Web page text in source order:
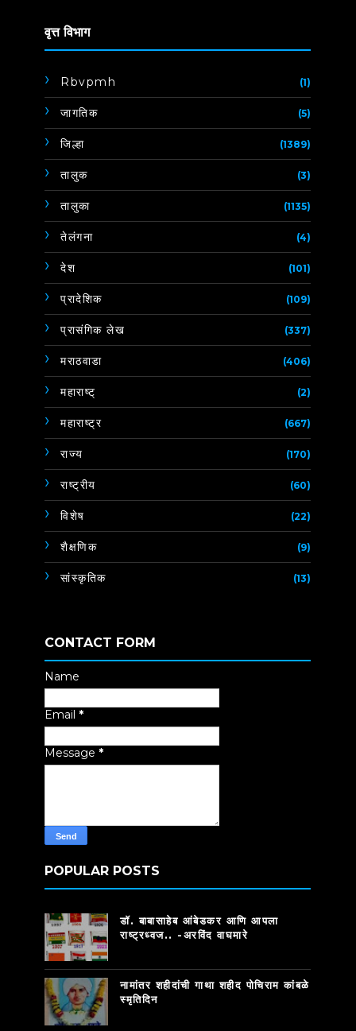
वृत्त विभाग
Rbvpmh (1)
जागतिक (5)
जिल्हा (1389)
तालुक (3)
तालुका (1135)
तेलंगना (4)
देश (101)
प्रादेशिक (109)
प्रासंगिक लेख (337)
मराठवाडा (406)
महाराष्ट् (2)
महाराष्ट्र (667)
राज्य (170)
राष्ट्रीय (60)
विशेष (22)
शैक्षणिक (9)
सांस्कृतिक (13)
CONTACT FORM
Name
Email *
Message *
POPULAR POSTS
डॉ. बाबासाहेब आंबेडकर आणि आपला
राष्ट्रध्वज.. -अरविंद वाघमारे
नामांतर शहीदांची गाथा शहीद पोचिराम कांबळे
स्मृतिदिन